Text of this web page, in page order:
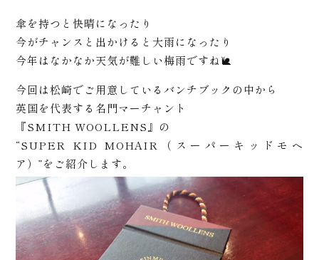
傘を持つと快晴になったり
今がチャンスと出かけると大雨になったり
今年はなかなか天気が難しい梅雨ですね🐌
今回は松崎でご用意しているバンチブックの中から
英国を代表する名門マーチャント
『SMITH WOOLLENS』の
“SUPER KID MOHAIR（スーパーキッドモヘ
ア）”をご紹介します。